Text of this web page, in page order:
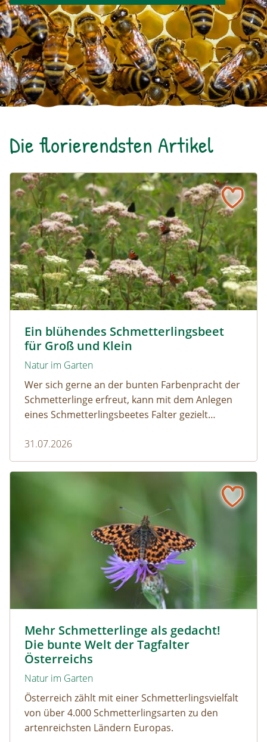
Die florierendsten Artikel
Ein blühendes Schmetterlingsbeet
für Groß und Klein
Natur im Garten
Wer sich gerne an der bunten Farbenpracht der
Schmetterlinge erfreut, kann mit dem Anlegen
eines Schmetterlingsbeetes Falter gezielt
dürfen ausreichend mitgedacht werden. Denn
ohne Raupen gibt es keine schönen
Schmetterlinge!
31.07.2026
Ein blühendes Schmetterlingsbeet für Groß und Klein
Mehr Schmetterlinge als gedacht!
Die bunte Welt der Tagfalter
Österreichs
Natur im Garten
Österreich zählt mit einer Schmetterlingsvielfalt
von über 4.000 Schmetterlingsarten zu den
artenreichsten Ländern Europas.
Mehr Schmetterlinge als gedacht! Die bunte Welt der